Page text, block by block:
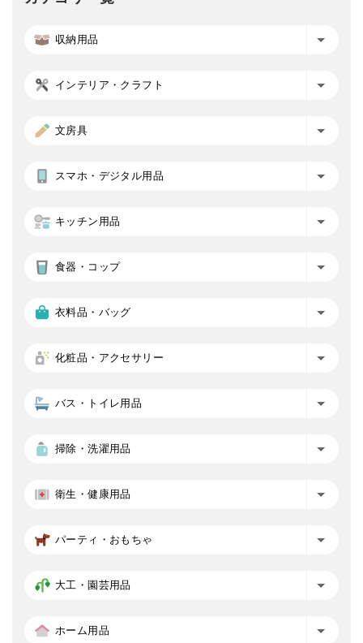
収納用品
インテリア・クラフト
文房具
スマホ・デジタル用品
キッチン用品
食器・コップ
衣料品・バッグ
化粧品・アクセサリー
バス・トイレ用品
掃除・洗濯用品
衛生・健康用品
パーティ・おもちゃ
大工・園芸用品
ホーム用品